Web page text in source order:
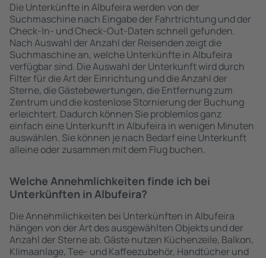
Die Unterkünfte in Albufeira werden von der
Suchmaschine nach Eingabe der Fahrtrichtung und der
Check-In- und Check-Out-Daten schnell gefunden.
Nach Auswahl der Anzahl der Reisenden zeigt die
Suchmaschine an, welche Unterkünfte in Albufeira
verfügbar sind. Die Auswahl der Unterkunft wird durch
Filter für die Art der Einrichtung und die Anzahl der
Sterne, die Gästebewertungen, die Entfernung zum
Zentrum und die kostenlose Stornierung der Buchung
erleichtert. Dadurch können Sie problemlos ganz
einfach eine Unterkunft in Albufeira in wenigen Minuten
auswählen. Sie können je nach Bedarf eine Unterkunft
alleine oder zusammen mit dem Flug buchen.
Welche Annehmlichkeiten finde ich bei
Unterkünften in Albufeira?
Die Annehmlichkeiten bei Unterkünften in Albufeira
hängen von der Art des ausgewählten Objekts und der
Anzahl der Sterne ab. Gäste nutzen Küchenzeile, Balkon,
Klimaanlage, Tee- und Kaffeezubehör, Handtücher und